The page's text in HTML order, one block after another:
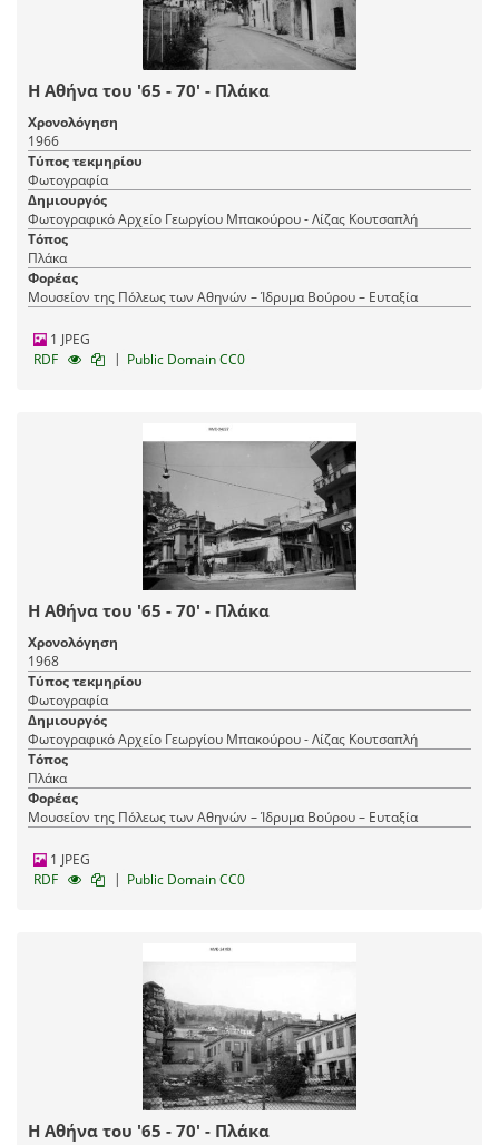
Η Αθήνα του '65 - 70' - Πλάκα
Χρονολόγηση
1966
Τύπος τεκμηρίου
Φωτογραφία
Δημιουργός
Φωτογραφικό Αρχείο Γεωργίου Μπακούρου - Λίζας Κουτσαπλή
Τόπος
Πλάκα
Φορέας
Μουσείον της Πόλεως των Αθηνών – Ίδρυμα Βούρου – Ευταξία
1 JPEG
RDF
| Public Domain CC0
Η Αθήνα του '65 - 70' - Πλάκα
Χρονολόγηση
1968
Τύπος τεκμηρίου
Φωτογραφία
Δημιουργός
Φωτογραφικό Αρχείο Γεωργίου Μπακούρου - Λίζας Κουτσαπλή
Τόπος
Πλάκα
Φορέας
Μουσείον της Πόλεως των Αθηνών – Ίδρυμα Βούρου – Ευταξία
1 JPEG
RDF
| Public Domain CC0
Η Αθήνα του '65 - 70' - Πλάκα